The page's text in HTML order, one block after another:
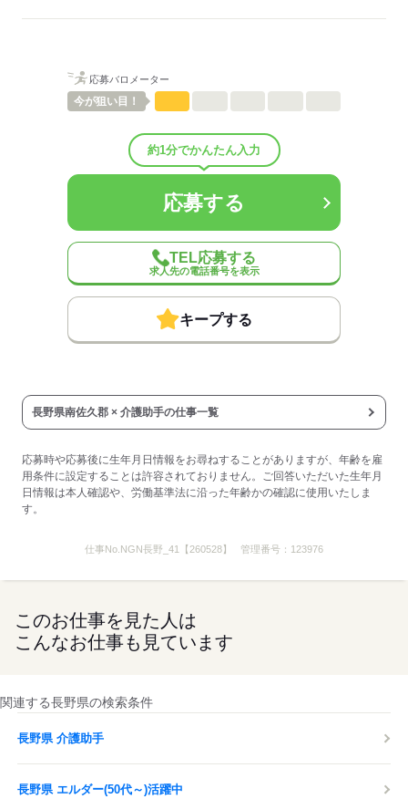
ひとりで
しずか
有料老人ホーム/デイサービス施設/グループホーム/特別養護老人ホ
ーム/病院など
10人
（男5：女5）
平均年齢
医療・介護・福祉関連
応募する
応募バロメーター
今が狙い目！
約1分でかんたん入力
応募する
TEL応募する
求人先の電話番号を表示
キープする
長野県南佐久郡 × 介護助手の仕事一覧
応募時や応募後に生年月日情報をお尋ねすることがありますが、年齢を雇
用条件に設定することは許容されておりません。ご回答いただいた生年月
日情報は本人確認や、労働基準法に沿った年齢かの確認に使用いたしま
す。
仕事No. NGN長野_41【260528】 管理番号： 123976
このお仕事を見た人は
こんなお仕事も見ています
関連する長野県の検索条件
長野県 介護助手
長野県 エルダー(50代～)活躍中